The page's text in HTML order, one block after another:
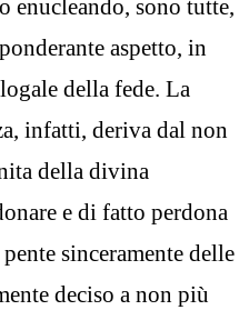
enucleando, sono tutte,
aspetto, in
della fede. La
infatti, deriva dal non
della divina
e di fatto perdona
sinceramente delle
deciso a non più